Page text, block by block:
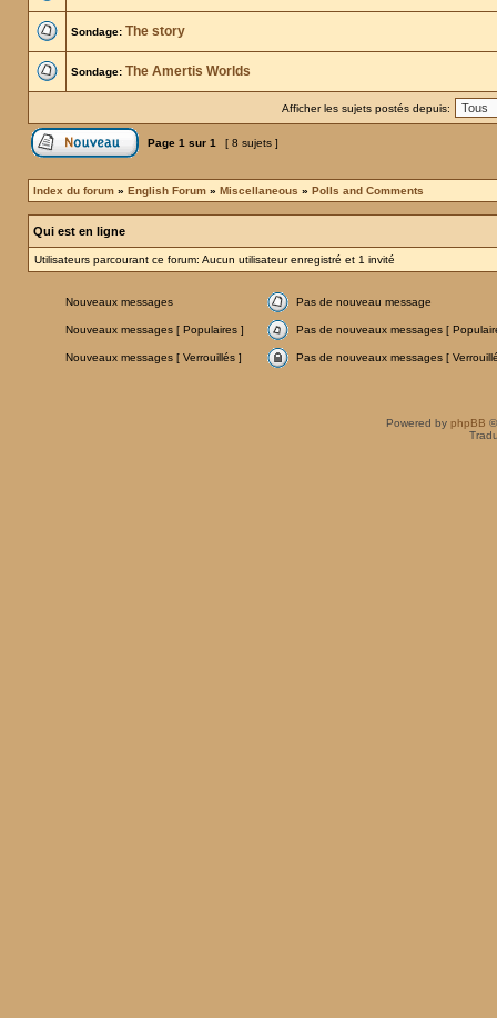
Sondage: The story
Sondage: The Amertis Worlds
Afficher les sujets postés depuis:
Page 1 sur 1 [ 8 sujets ]
Index du forum » English Forum » Miscellaneous » Polls and Comments
Qui est en ligne
Utilisateurs parcourant ce forum: Aucun utilisateur enregistré et 1 invité
Nouveaux messages Pas de nouveau message
Nouveaux messages [ Populaires ] Pas de nouveaux messages [
Nouveaux messages [ Verrouillés ] Pas de nouveaux messages [
Powered by phpBB